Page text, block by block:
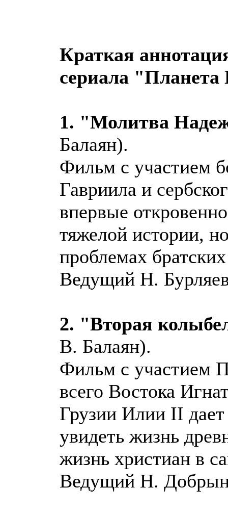
Краткая
сериала
1. "Молитва
Балаян).
Фильм с участием
Гавриила и
впервые
тяжелой истории,
проблемах
Ведущий Н.
2. "Вторая
В. Балаян).
Фильм с участием
всего Востока
Грузии Илии II
увидеть жизнь
жизнь христиан в
Ведущий Н.